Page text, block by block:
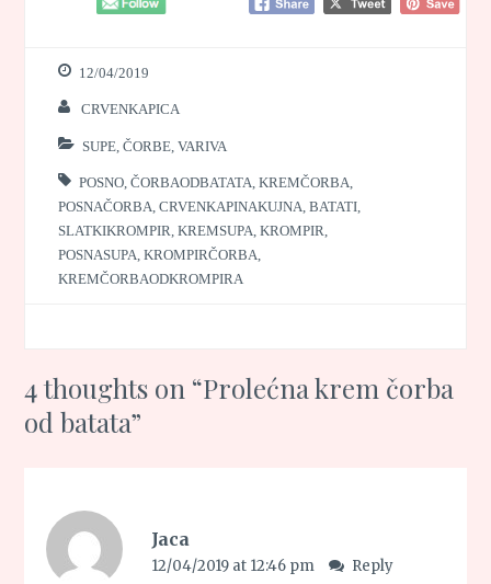
12/04/2019
CRVENKAPICA
SUPE, ČORBE, VARIVA
POSNO ,ČORBAODBATATA ,KREMČORBA
POSNAČORBA ,CRVENKAPINAKUJNA ,BATATI
SLATKIKROMPIR ,KREMSUPA ,KROMPIR
POSNASUPA ,KROMPIRČORBA
KREMČORBAODKROMPIRA
4 thoughts on “Prolećna krem čorba
od batata”
Jaca
12/04/2019 at 12:46 pm Reply